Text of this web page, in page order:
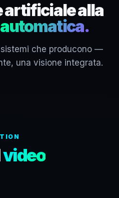
artificiale alla
che producono —
una visione integrata.
video